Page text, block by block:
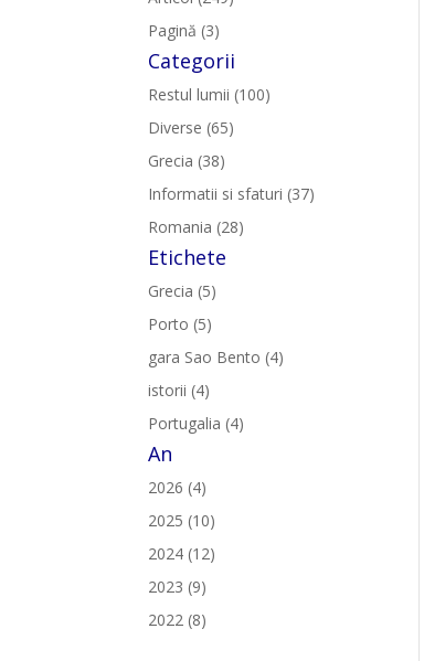
Pagină (3)
Categorii
Restul lumii (100)
Diverse (65)
Grecia (38)
Informatii si sfaturi (37)
Romania (28)
Etichete
Grecia (5)
Porto (5)
gara Sao Bento (4)
istorii (4)
Portugalia (4)
An
2026 (4)
2025 (10)
2024 (12)
2023 (9)
2022 (8)